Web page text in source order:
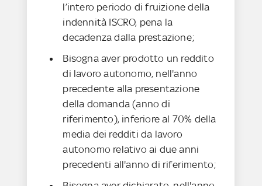
l’intero periodo di fruizione della
indennità ISCRO, pena la
decadenza dalla prestazione;
Bisogna aver prodotto un reddito
di lavoro autonomo, nell'anno
precedente alla presentazione
della domanda (anno di
riferimento), inferiore al 70% della
media dei redditi da lavoro
autonomo relativo ai due anni
precedenti all'anno di riferimento;